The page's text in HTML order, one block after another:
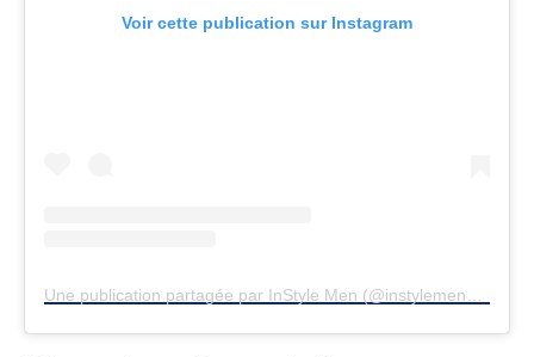
Voir cette publication sur Instagram